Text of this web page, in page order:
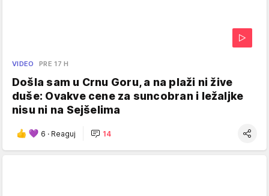
VIDEO PRE 17 H
Došla sam u Crnu Goru, a na plaži ni žive
duše: Ovakve cene za suncobran i ležaljke
nisu ni na Sejšelima
6 · Reaguj 14